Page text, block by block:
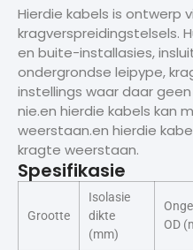
Hierdie kabels is ontwerp
kragverspreidingstelsels.
en buite-installasies,
ondergrondse leipype,
instellings waar daar
nie.en hierdie kabels kan
weerstaan.en hierdie
kragte weerstaan.
Spesifikasie
Grootte
Isolasie
dikte
(mm)
OD